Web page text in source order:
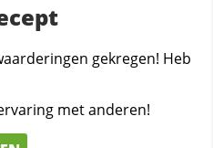
gekregen! Heb
met anderen!